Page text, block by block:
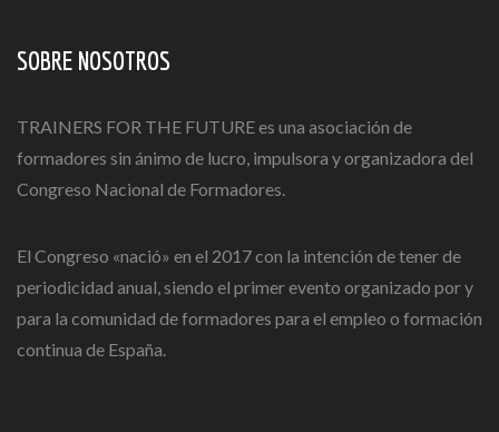
SOBRE NOSOTROS
TRAINERS FOR THE FUTURE es una asociación de
formadores sin ánimo de lucro, impulsora y organizadora del
Congreso Nacional de Formadores.
El Congreso «nació» en el 2017 con la intención de tener de
periodicidad anual, siendo el primer evento organizado por y
para la comunidad de formadores para el empleo o formación
continua de España.